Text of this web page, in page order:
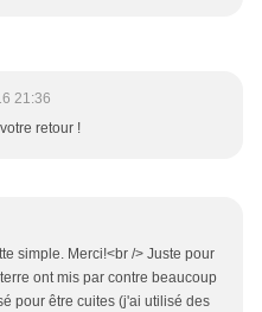
21:36
retour !
simple. Merci!<br /> Juste pour
ont mis par contre beaucoup
pour être cuites (j'ai utilisé des